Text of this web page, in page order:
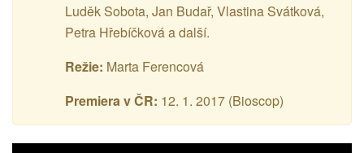
Luděk Sobota, Jan Budař, Vlastina Svátková,
Petra Hřebíčková a další.
Režie: Marta Ferencová
Premiera v ČR: 12. 1. 2017 (Bioscop)